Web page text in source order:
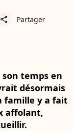
share Partager
temps en
désormais
famille y a fait
affolant,